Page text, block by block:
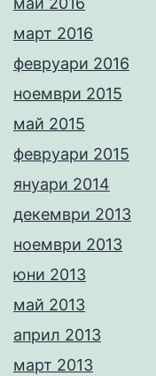
март 2016
февруари 2016
ноември 2015
май 2015
февруари 2015
януари 2014
декември 2013
ноември 2013
юни 2013
май 2013
април 2013
март 2013